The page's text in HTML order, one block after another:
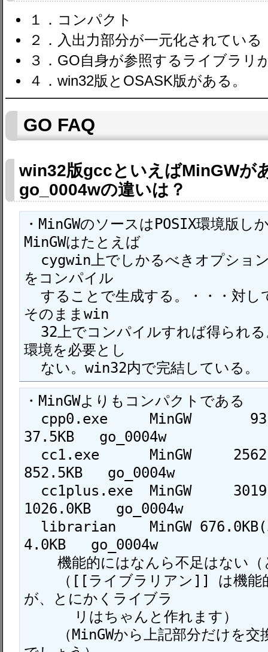
１．コンパクト
２．入出力部分が一元化されている
３．GO自身が参照するライブラリ
４．win32版とOSASK版がある。
GO FAQ
win32版gccといえばMinGWが
go_0004wの違いは？
・MinGWのソースはPOSIX環境版し
MinGWはたとえば
をコンパイル
そのままwin
環境を必要とし
  ない。win32内で完結している。
・MinGWよりもコンパクトである
37.5KB   go_0004w
852.5KB   go_0004w
1026.0KB   go_0004w
4.0KB   go_0004w
が、とにかくライブラ